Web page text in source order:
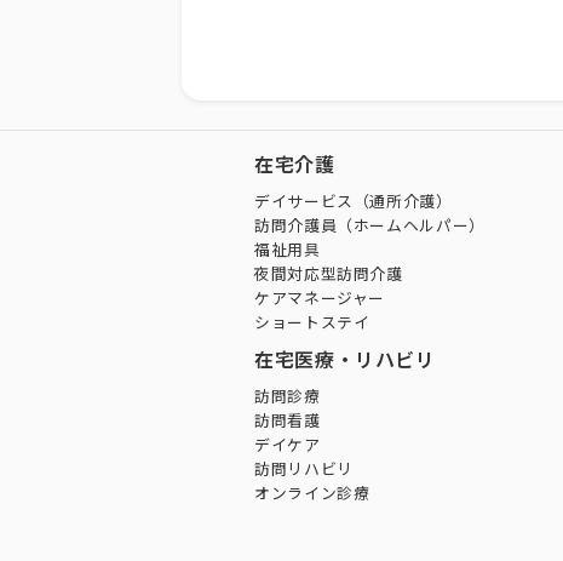
在宅介護
デイサービス（通所介護）
訪問介護員（ホームヘルパー）
福祉用具
夜間対応型訪問介護
ケアマネージャー
ショートステイ
在宅医療・リハビリ
訪問診療
訪問看護
デイケア
訪問リハビリ
オンライン診療